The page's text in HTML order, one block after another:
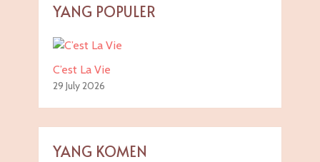
YANG POPULER
C’est La Vie
29 July 2026
YANG KOMEN